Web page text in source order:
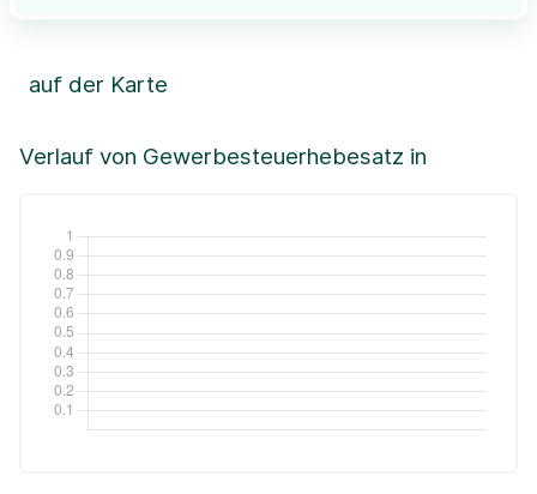
Verlauf von Gewerbesteuerhebesatz in
auf der Karte
+
Leaflet|©OpenStreetMap, ©CartoDB,